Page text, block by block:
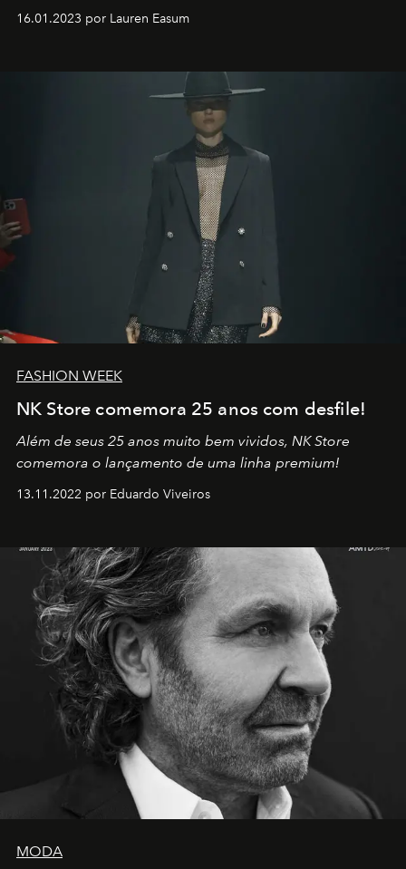
transportador AMTD abrindo caminho para muitos
por propósitos, com um claro senso de missão na vida e
16.01.2023 por Lauren Easum
FASHION WEEK
NK Store comemora 25 anos com desfile!
Além de seus 25 anos muito bem vividos, NK Store
comemora o lançamento de uma linha premium!
13.11.2022 por Eduardo Viveiros
MODA